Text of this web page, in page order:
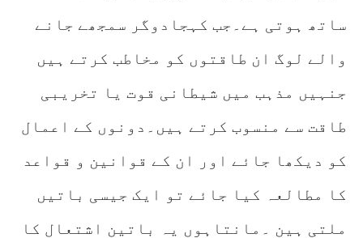
ساتھ ہوتی ہے۔جب کہجادوگر سمجھے جانے
والے لوگ ان طاقتوں کو مخاطب کرتے ہیں
جنہیں مذہب میں شیطانی قوت یا تخریبی
طاقت سے منسوب کرتے ہیں۔دونوں کے اعمال
کو دیکھا جائے اور ان کے قوانین و قواعد
کا مطالعہ کیا جائے تو ایک جیسی باتیں
ملتی ہین ۔مانتاہوں یہ باتین اشتعال کا